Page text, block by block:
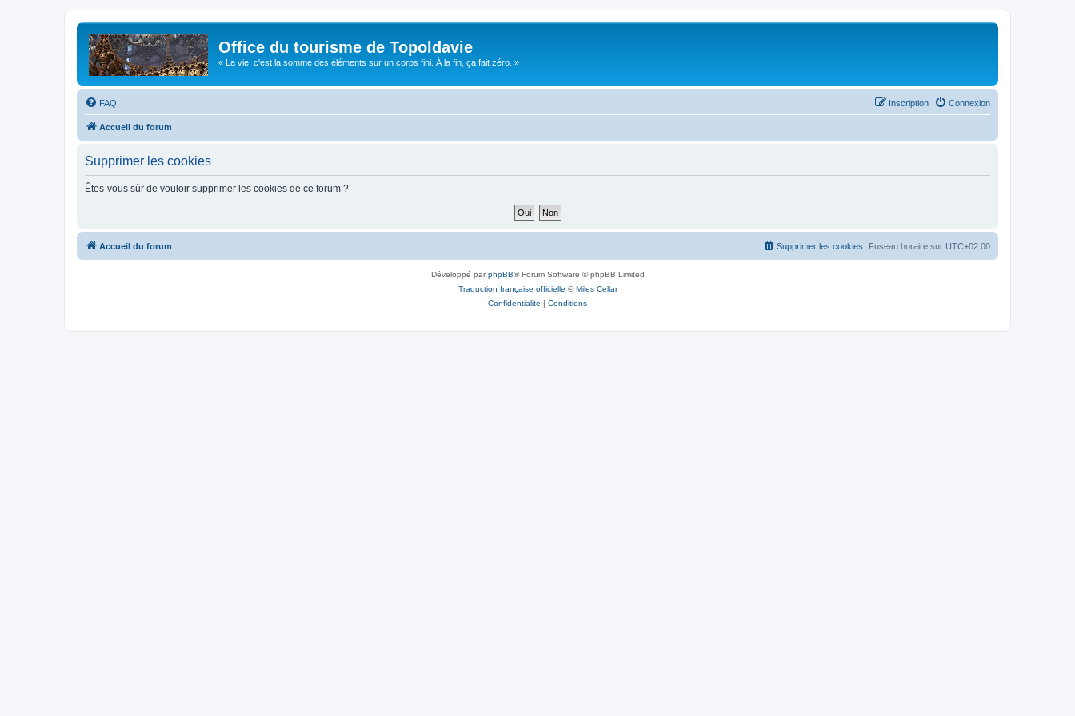
Office du tourisme de Topoldavie
« La vie, c'est la somme des éléments sur un corps fini. À la fin, ça fait zéro. »
FAQ Connexion
Inscription
Accueil du forum
Supprimer les cookies
Êtes-vous sûr de vouloir supprimer les cookies de ce forum ?
Accueil du forum Fuseau horaire sur UTC+02:00
Supprimer les cookies
Développé parphpBB® Forum Software © phpBB Limited
Traduction française officielle ©Miles Cellar
Confidentialité | Conditions